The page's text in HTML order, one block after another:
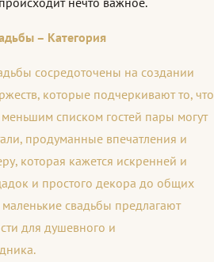
– Категория
сосредоточены на создании
которые подчеркивают то, что
списком гостей пары могут
продуманные впечатления и
которая кажется искренней и
и простого декора до общих
свадьбы предлагают
для душевного и